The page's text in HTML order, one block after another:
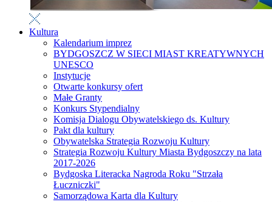
Kultura
Kalendarium imprez
BYDGOSZCZ W SIECI MIAST KREATYWNYCH
UNESCO
Instytucje
Otwarte konkursy ofert
Małe Granty
Konkurs Stypendialny
Komisja Dialogu Obywatelskiego ds. Kultury
Pakt dla kultury
Obywatelska Strategia Rozwoju Kultury
Strategia Rozwoju Kultury Miasta Bydgoszczy na lata
2017-2026
Bydgoska Literacka Nagroda Roku "Strzała
Łuczniczki"
Samorządowa Karta dla Kultury